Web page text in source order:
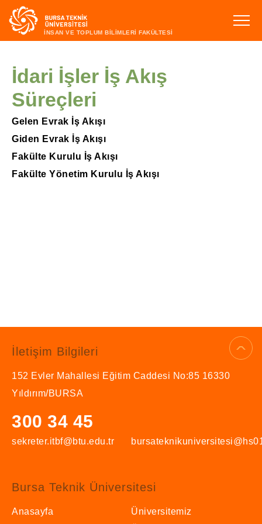
İNSAN VE TOPLUM BİLİMLERİ FAKÜLTESİ
İdari İşler İş Akış
Süreçleri
Gelen Evrak İş Akışı
Giden Evrak İş Akışı
Fakülte Kurulu İş Akışı
Fakülte Yönetim Kurulu İş Akışı
İletişim Bilgileri
152 Evler Mahallesi Eğitim Caddesi No:85 16330
Yıldırım/BURSA
300 34 45
sekreter.itbf@btu.edu.tr
Bursa Teknik Üniversitesi
Anasayfa Üniversitemiz